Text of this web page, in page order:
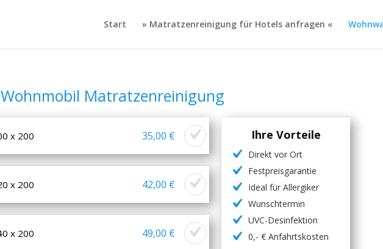
Start » Matratzenreinigung für Hotels anfragen «
Matratzenreinigung
x 200 35,00 €
x 200 42,00 €
x 200 49,00 €
Ihre Vorteile
Direkt vor Ort
Festpreisgarantie
Ideal für Allergiker
Wunschtermin
UVC-Desinfektion
0,- € Anfahrtskosten